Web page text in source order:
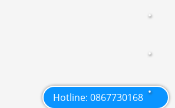
Hotline: 0867730168